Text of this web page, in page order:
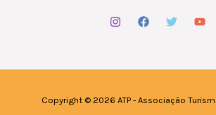
Copyright © 2026 ATP - Associação